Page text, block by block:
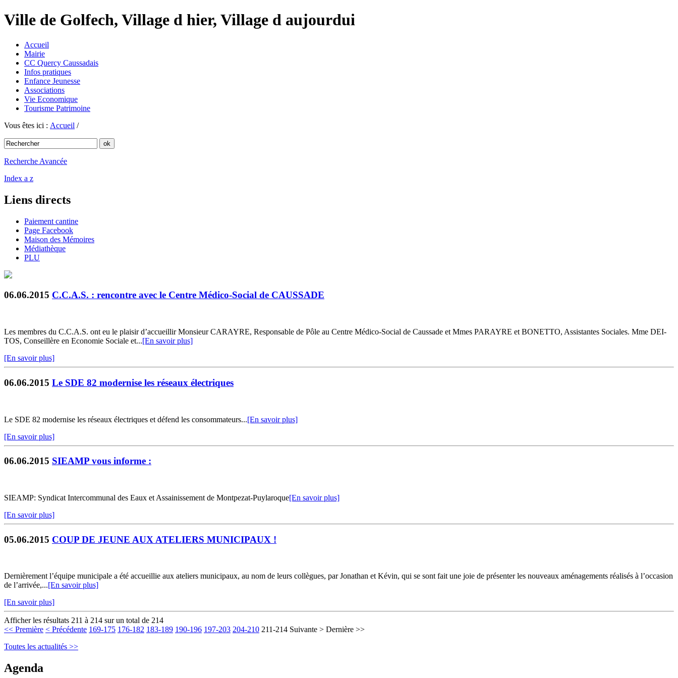
Ville de Golfech, Village d hier, Village d aujourdui
Accueil
Mairie
CC Quercy Caussadais
Infos pratiques
Enfance Jeunesse
Associations
Vie Economique
Tourisme Patrimoine
Vous êtes ici : Accueil /
Recherche Avancée
Index a z
Liens directs
Paiement cantine
Page Facebook
Maison des Mémoires
Médiathèque
PLU
06.06.2015 C.C.A.S. : rencontre avec le Centre Médico-Social de CAUSSADE
Les membres du C.C.A.S. ont eu le plaisir d’accueillir Monsieur CARAYRE, Responsable de Pôle au Centre Médico-Social de Caussade et Mmes PARAYRE et BONETTO, Assistantes Sociales. Mme DEI-
TOS, Conseillère en Economie Sociale et...[En savoir plus]
[En savoir plus]
06.06.2015 Le SDE 82 modernise les réseaux électriques
Le SDE 82 modernise les réseaux électriques et défend les consommateurs...[En savoir plus]
[En savoir plus]
06.06.2015 SIEAMP vous informe :
SIEAMP: Syndicat Intercommunal des Eaux et Assainissement de Montpezat-Puylaroque[En savoir plus]
[En savoir plus]
05.06.2015 COUP DE JEUNE AUX ATELIERS MUNICIPAUX !
Dernièrement l’équipe municipale a été accueillie aux ateliers municipaux, au nom de leurs collègues, par Jonathan et Kévin, qui se sont fait une joie de présenter les nouveaux aménagements réalisés à l’occasion
de l’arrivée,...[En savoir plus]
[En savoir plus]
Afficher les résultats 211 à 214 sur un total de 214
<< Première < Précédente 169-175 176-182 183-189 190-196 197-203 204-210 211-214 Suivante > Dernière >>
Toutes les actualités >>
Agenda